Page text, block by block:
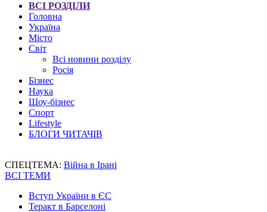
ВСІ РОЗДІЛИ
Головна
Україна
Місто
Світ
Всі новини розділу
Росія
Бізнес
Наука
Шоу-бізнес
Спорт
Lifestyle
БЛОГИ ЧИТАЧІВ
СПЕЦТЕМА: Війна в Ірані
ВСІ ТЕМИ
Вступ України в ЄС
Теракт в Барселоні